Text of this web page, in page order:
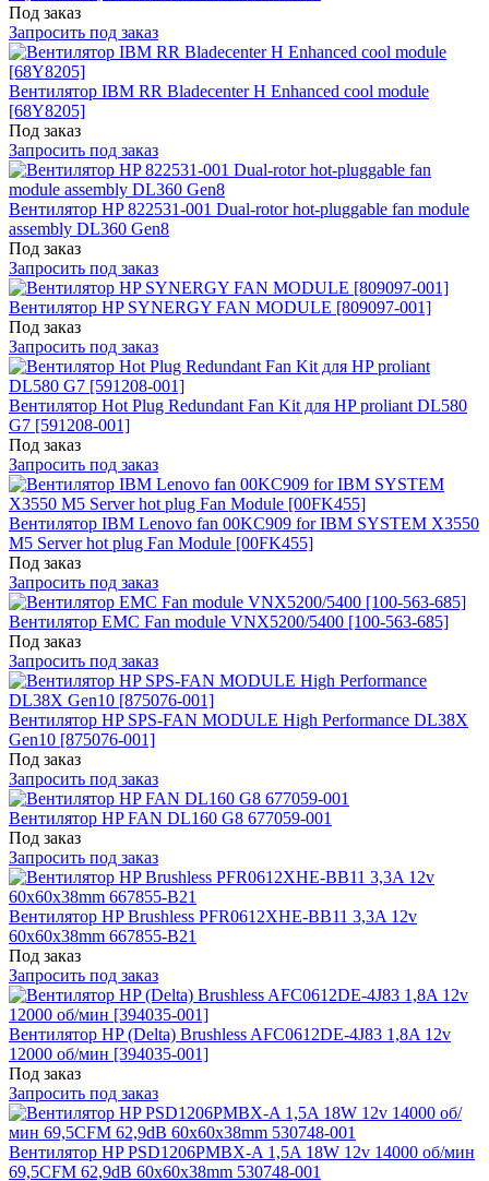
Под заказ
Запросить под заказ
Вентилятор IBM RR Bladecenter H Enhanced cool module
[68Y8205]
Под заказ
Запросить под заказ
Вентилятор HP 822531-001 Dual-rotor hot-pluggable fan module
assembly DL360 Gen8
Под заказ
Запросить под заказ
Вентилятор HP SYNERGY FAN MODULE [809097-001]
Под заказ
Запросить под заказ
Вентилятор Hot Plug Redundant Fan Kit для HP proliant DL580
G7 [591208-001]
Под заказ
Запросить под заказ
Вентилятор IBM Lenovo fan 00KC909 for IBM SYSTEM X3550
M5 Server hot plug Fan Module [00FK455]
Под заказ
Запросить под заказ
Вентилятор EMC Fan module VNX5200/5400 [100-563-685]
Под заказ
Запросить под заказ
Вентилятор HP SPS-FAN MODULE High Performance DL38X
Gen10 [875076-001]
Под заказ
Запросить под заказ
Вентилятор HP FAN DL160 G8 677059-001
Под заказ
Запросить под заказ
Вентилятор HP Brushless PFR0612XHE-BB11 3,3A 12v
60x60x38mm 667855-B21
Под заказ
Запросить под заказ
Вентилятор HP (Delta) Brushless AFC0612DE-4J83 1,8A 12v
12000 об/мин [394035-001]
Под заказ
Запросить под заказ
Вентилятор HP PSD1206PMBX-A 1,5A 18W 12v 14000 об/мин
69,5CFM 62,9dB 60x60x38mm 530748-001